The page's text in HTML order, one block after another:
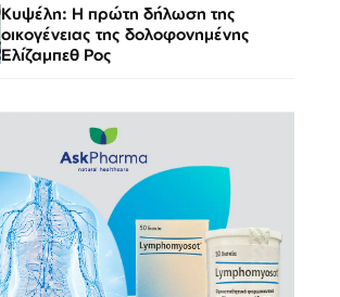
Κυψέλη: Η πρώτη δήλωση της
οικογένειας της δολοφονημένης
Ελίζαμπεθ Ρος